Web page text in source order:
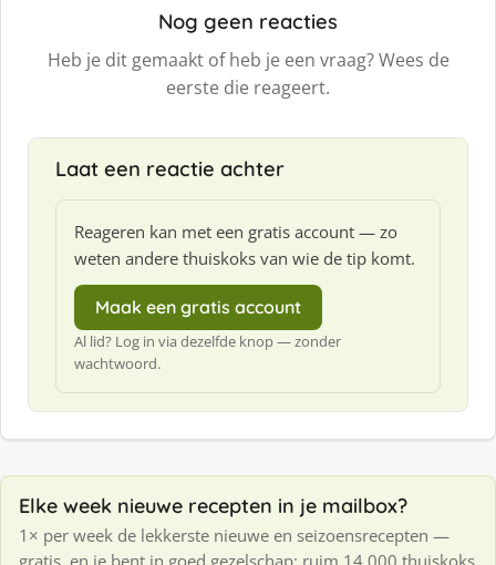
Nog geen reacties
Heb je dit gemaakt of heb je een vraag? Wees de
eerste die reageert.
Laat een reactie achter
Reageren kan met een gratis account — zo
weten andere thuiskoks van wie de tip komt.
Maak een gratis account
Al lid? Log in via dezelfde knop — zonder
wachtwoord.
Elke week nieuwe recepten in je mailbox?
1× per week de lekkerste nieuwe en seizoensrecepten —